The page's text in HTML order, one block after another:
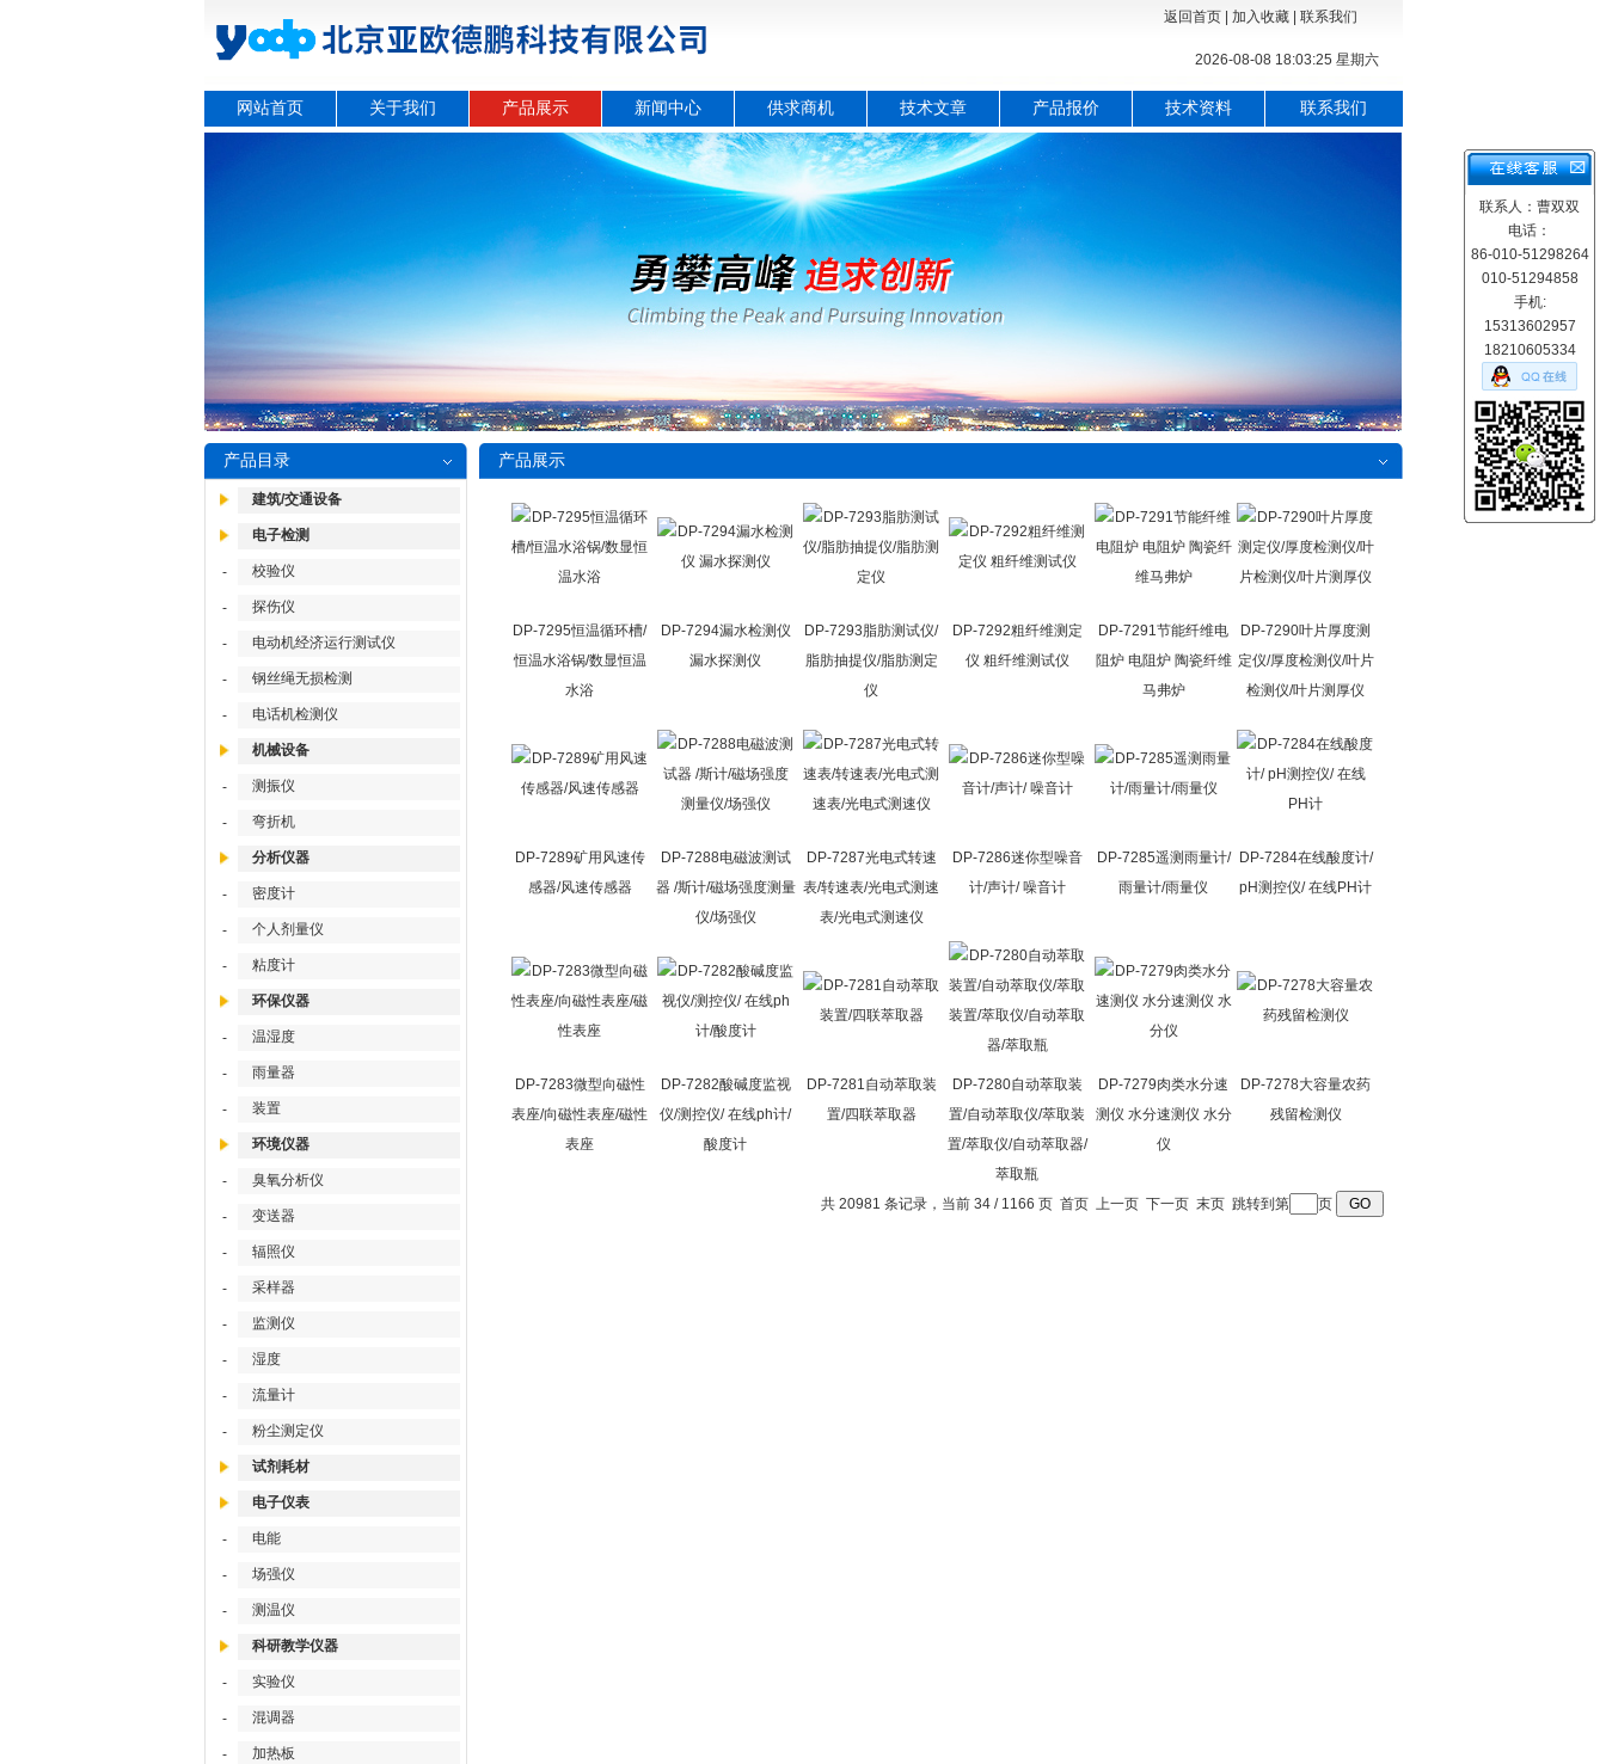
返回首页| 加入收藏| 联系我们
2026-08-08 18:03:26 星期六
网站首页 关于我们 产品展示 新闻中心 供求商机 技术文章 产品报价 技术资料 联系我们
产品目录
建筑/交通设备
电子检测
- 校验仪
- 探伤仪
- 电动机经济运行测试仪
- 钢丝绳无损检测
- 电话机检测仪
机械设备
- 测振仪
- 弯折机
分析仪器
- 密度计
- 个人剂量仪
- 粘度计
环保仪器
- 温湿度
- 雨量器
- 装置
环境仪器
- 臭氧分析仪
- 变送器
- 辐照仪
- 采样器
- 监测仪
- 湿度
- 流量计
- 粉尘测定仪
试剂耗材
电子仪表
- 电能
- 场强仪
- 测温仪
科研教学仪器
- 实验仪
- 混调器
- 加热板
产品展示
DP-7295恒温循环槽/
恒温水浴锅/数显恒温
水浴
DP-7294漏水检测仪
漏水探测仪
DP-7293脂肪测试仪/
脂肪抽提仪/脂肪测定
仪
DP-7292粗纤维测定
仪 粗纤维测试仪
DP-7291节能纤维电
阻炉 电阻炉 陶瓷纤维
马弗炉
DP-7290叶片厚度测
定仪/厚度检测仪/叶片
检测仪/叶片测厚仪
DP-7289矿用风速传
感器/风速传感器
DP-7288电磁波测试
器 /斯计/磁场强度测量
仪/场强仪
DP-7287光电式转速
表/转速表/光电式测速
表/光电式测速仪
DP-7286迷你型噪音
计/声计/ 噪音计
DP-7285遥测雨量计/
雨量计/雨量仪
DP-7284在线酸度计/
pH测控仪/ 在线PH计
DP-7283微型向磁性
表座/向磁性表座/磁性
表座
DP-7282酸碱度监视
仪/测控仪/ 在线ph计/
酸度计
DP-7281自动萃取装
置/四联萃取器
DP-7280自动萃取装
置/自动萃取仪/萃取装
置/萃取仪/自动萃取器/
萃取瓶
DP-7279肉类水分速
测仪 水分速测仪 水分
仪
DP-7278大容量农药
残留检测仪
共 20981 条记录，当前 34 / 1166 页 首页 上一页 下一页 末页跳转到第 页
联系人：曹双双
电话：
86-010-51298264
010-51294858
手机:
15313602957
18210605334